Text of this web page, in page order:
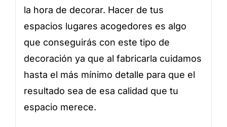
la hora de decorar. Hacer de tus
espacios lugares acogedores es algo
que conseguirás con este tipo de
decoración ya que al fabricarla cuidamos
hasta el más mínimo detalle para que el
resultado sea de esa calidad que tu
espacio merece.